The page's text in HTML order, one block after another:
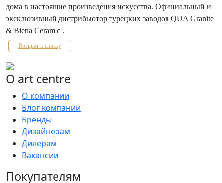
дома в настоящие произведения искусства. Официальный и
эксклюзивный дистрибьютор турецких заводов QUA Granite
& Biena Ceramic .
Возврат к списку
О art centre
О компании
Блог компании
Бренды
Дизайнерам
Дилерам
Вакансии
Покупателям